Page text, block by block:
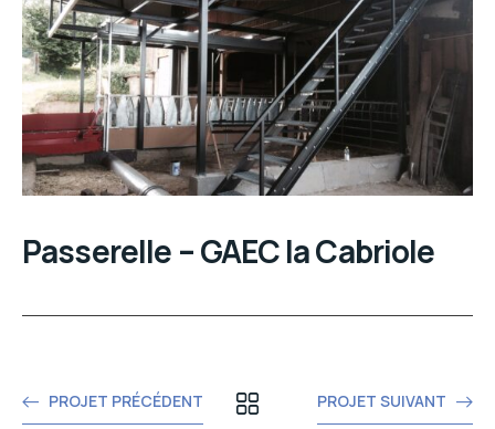
Passerelle – GAEC la Cabriole
PROJET PRÉCÉDENT PROJET SUIVANT